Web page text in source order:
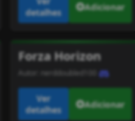
detalhes
Adicionar
Forza Horizon
Autor: nerddoubled100
Ver
detalhes
Adicionar